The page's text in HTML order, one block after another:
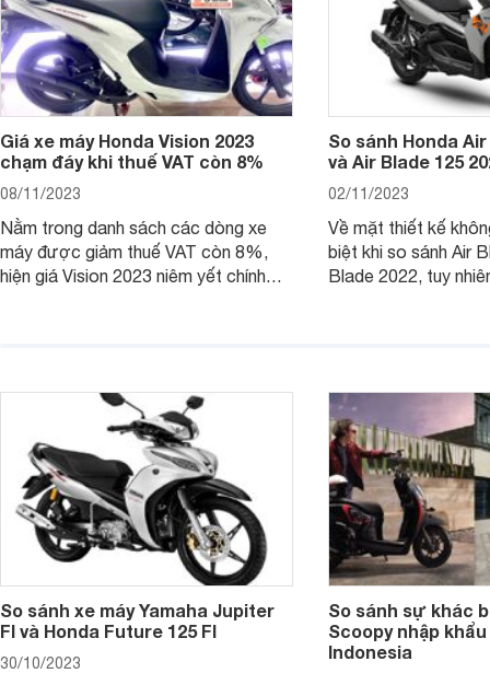
Giá xe máy Honda Vision 2023
chạm đáy khi thuế VAT còn 8%
08/11/2023
Nằm trong danh sách các dòng xe
máy được giảm thuế VAT còn 8%,
hiện giá Vision 2023 niêm yết chính
So sánh Honda
và Air Blade 125
02/11/2023
Về mặt thiết kế
biệt khi so sánh Air
Blade 2022, tuy
So sánh xe máy Yamaha Jupiter
FI và Honda Future 125 FI
30/10/2023
So sánh sự khác
Scoopy nhập
Indonesia